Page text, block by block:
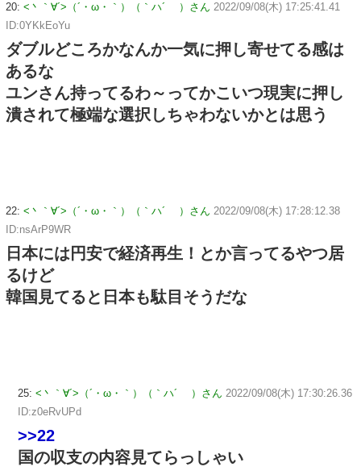
20: <丶｀∀´>（´・ω・｀）（｀ハ´ ）さん 2022/09/08(木) 17:25:41.41
ID:0YKkEoYu
ダブルどころかなんか一気に押し寄せてる感は
あるな
ユンさん持ってるわ～ってかこいつ現実に押し
潰されて極端な選択しちゃわないかとは思う
22: <丶｀∀´>（´・ω・｀）（｀ハ´ ）さん 2022/09/08(木) 17:28:12.38
ID:nsArP9WR
日本には円安で経済再生！とか言ってるやつ居
るけど
韓国見てると日本も駄目そうだな
25: <丶｀∀´>（´・ω・｀）（｀ハ´ ）さん 2022/09/08(木) 17:30:26.36
ID:z0eRvUPd
>>22
国の収支の内容見てらっしゃい